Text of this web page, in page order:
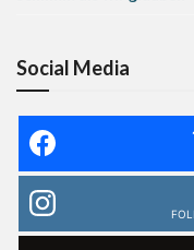
Social Media